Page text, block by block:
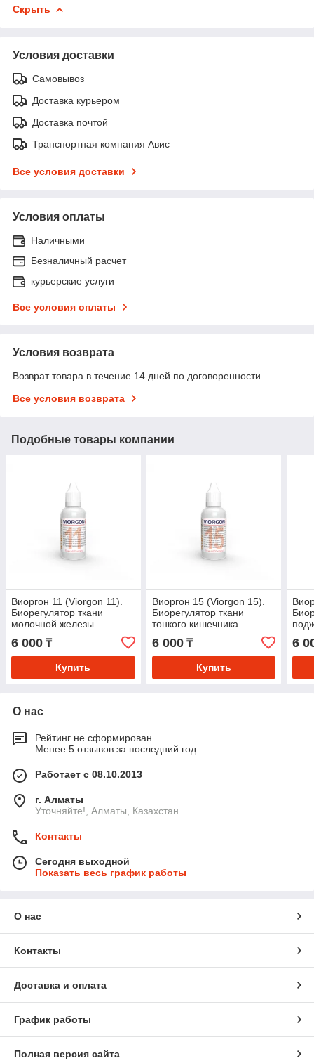
Скрыть
Условия доставки
Самовывоз
Доставка курьером
Доставка почтой
Транспортная компания Авис
Все условия доставки
Условия оплаты
Наличными
Безналичный расчет
курьерские услуги
Все условия оплаты
Условия возврата
Возврат товара в течение 14 дней по договоренности
Все условия возврата
Подобные товары компании
Виоргон 11 (Viorgon 11).
Биорегулятор ткани
молочной железы
6 000 ₸
Купить
Виоргон 15 (Viorgon 15).
Биорегулятор ткани
тонкого кишечника
6 000₸
Купить
6
О нас
Рейтинг не сформирован
Менее 5 отзывов за последний год
Работает с 08.10.2013
г. Алматы
Уточняйте!, Алматы, Казахстан
Контакты
Сегодня выходной
Показать весь график работы
О нас
Контакты
Доставка и оплата
График работы
Полная версия сайта